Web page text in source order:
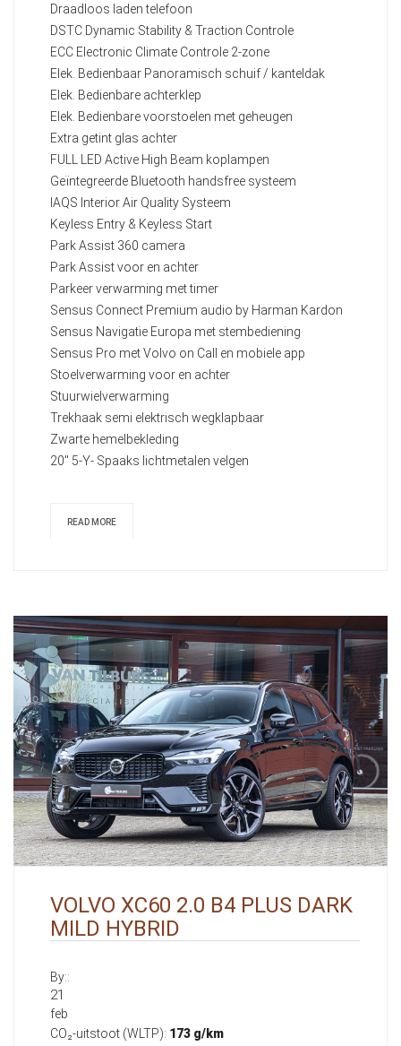
Draadloos laden telefoon
DSTC Dynamic Stability & Traction Controle
ECC Electronic Climate Controle 2-zone
Elek. Bedienbaar Panoramisch schuif / kanteldak
Elek. Bedienbare achterklep
Elek. Bedienbare voorstoelen met geheugen
Extra getint glas achter
FULL LED Active High Beam koplampen
Geïntegreerde Bluetooth handsfree systeem
IAQS Interior Air Quality Systeem
Keyless Entry & Keyless Start
Park Assist 360 camera
Park Assist voor en achter
Parkeer verwarming met timer
Sensus Connect Premium audio by Harman Kardon
Sensus Navigatie Europa met stembediening
Sensus Pro met Volvo on Call en mobiele app
Stoelverwarming voor en achter
Stuurwielverwarming
Trekhaak semi elektrisch wegklapbaar
Zwarte hemelbekleding
20" 5-Y- Spaaks lichtmetalen velgen
READ MORE
VOLVO XC60 2.0 B4 PLUS DARK
MILD HYBRID
By::
21
feb
CO₂-uitstoot (WLTP): 173 g/km